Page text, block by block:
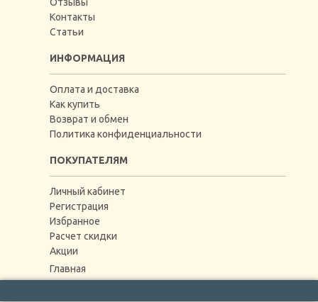
Контакты
Статьи
ИНФОРМАЦИЯ
Оплата и доставка
Как купить
Возврат и обмен
Политика конфиденциальности
ПОКУПАТЕЛЯМ
Личный кабинет
Регистрация
Избранное
Расчет скидки
Акции
Главная